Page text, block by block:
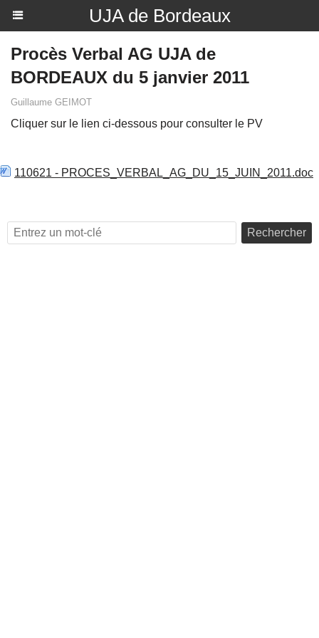
UJA de Bordeaux
Procès Verbal AG UJA de
BORDEAUX du 5 janvier 2011
Guillaume GEIMOT
Cliquer sur le lien ci-dessous pour consulter le PV
110621 - PROCES_VERBAL_AG_DU_15_JUIN_2011.doc
Rechercher